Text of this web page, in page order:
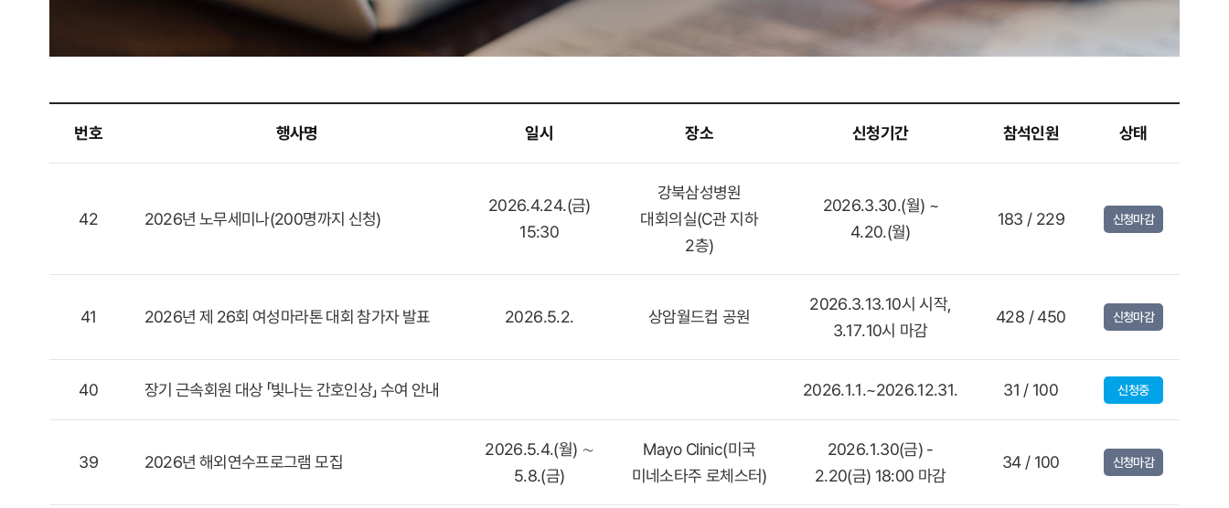
번호 행사명 일시 장소 신청기간 참석인원 상태
42 2026년 노무세미나(200명까지 신청)
2026.4.24.(금)
15:30
강북삼성병원
대회의실(C관 지하
2층)
2026.3.30.(월) ~
4.20.(월)
183 / 229 신청마감
41 2026년 제 26회 여성마라톤 대회 참가자 발표 2026.5.2. 상암월드컵 공원
2026.3.13.10시 시작,
3.17.10시 마감
428 / 450 신청마감
40 장기 근속회원 대상 「빛나는 간호인상」 수여 안내 2026.1.1.~2026.12.31. 31 / 100 신청중
39 2026년 해외연수프로그램 모집
2026.5.4.(월) ∼
5.8.(금)
Mayo Clinic(미국
미네소타주 로체스터)
2026.1.30(금) -
2.20(금) 18:00 마감
34 / 100 신청마감